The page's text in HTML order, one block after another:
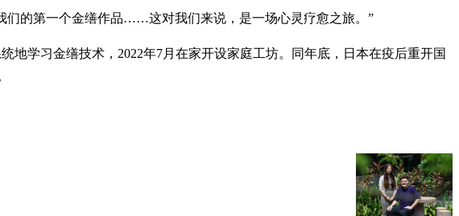
们的第一个金缮作品……这对我们来说，是一场心灵疗愈之旅。”
学习金缮技术，2022年7月在家开设家庭工坊。同年底，日本在疫后重开国